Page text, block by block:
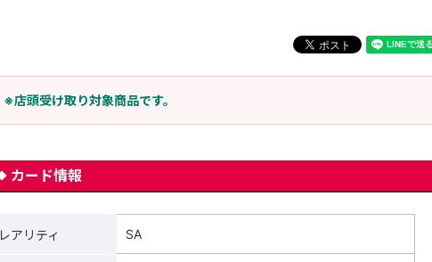
※店頭受け取り対象商品です。
カード情報
レアリティ SA